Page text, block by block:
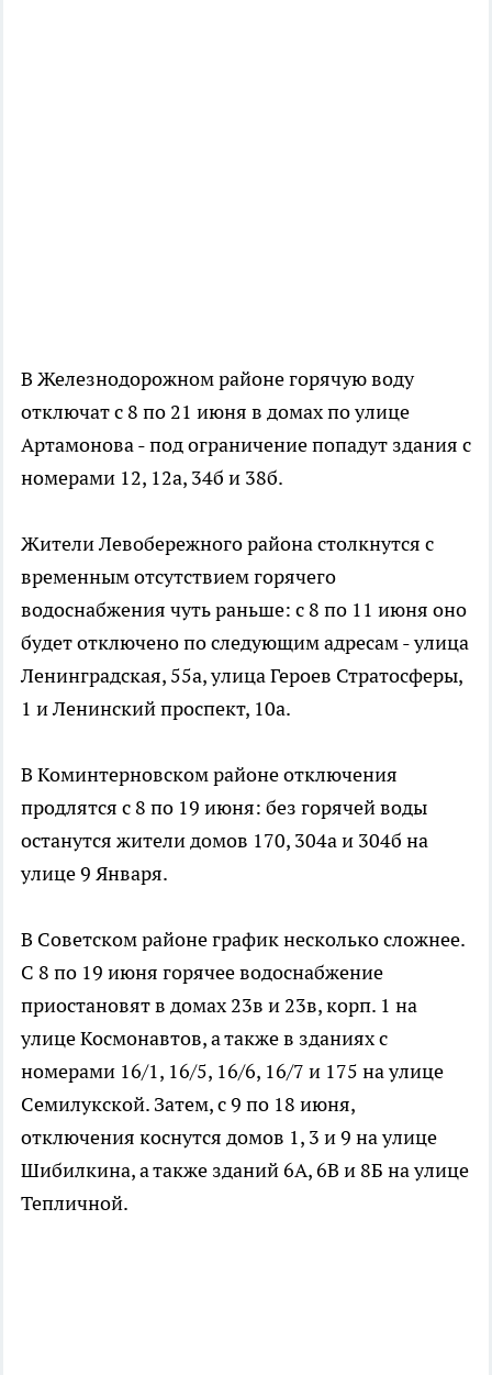
В Железнодорожном районе горячую воду
отключат с 8 по 21 июня в домах по улице
Артамонова - под ограничение попадут здания с
номерами 12, 12а, 34б и 38б.
Жители Левобережного района столкнутся с
временным отсутствием горячего
водоснабжения чуть раньше: с 8 по 11 июня оно
будет отключено по следующим адресам - улица
Ленинградская, 55а, улица Героев Стратосферы,
1 и Ленинский проспект, 10а.
В Коминтерновском районе отключения
продлятся с 8 по 19 июня: без горячей воды
останутся жители домов 170, 304а и 304б на
улице 9 Января.
В Советском районе график несколько сложнее.
С 8 по 19 июня горячее водоснабжение
приостановят в домах 23в и 23в, корп. 1 на
улице Космонавтов, а также в зданиях с
номерами 16/1, 16/5, 16/6, 16/7 и 175 на улице
Семилукской. Затем, с 9 по 18 июня,
отключения коснутся домов 1, 3 и 9 на улице
Шибилкина, а также зданий 6А, 6В и 8Б на улице
Тепличной.